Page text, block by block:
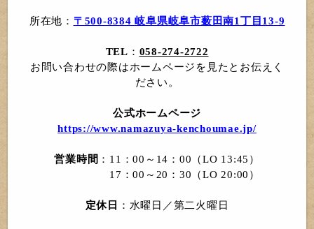
所在地： 〒500-8384 岐阜県岐阜市薮田南1丁目13-9
TEL ： 058-274-2722
お問い合わせの際はホームページを見たとお伝えく
ださい。
公式ホームページ
https://www.namazuya-kenchoumae.jp/
営業時間 ：11：00～14：00（LO 13:45）
17：00～20：30（LO 20:00）
定休日 ：水曜日／第二火曜日